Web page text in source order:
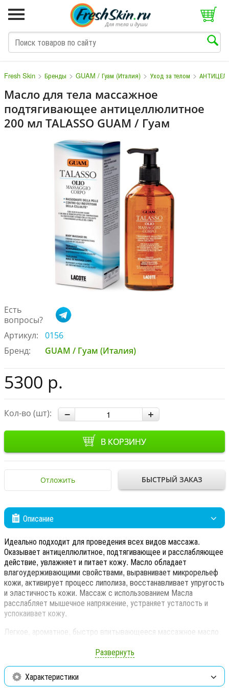
Fresh Skin > Бренды > GUAM / Гуам (Италия) > Уход за телом >
Масло для тела массажное
подтягивающее антицеллюлитное
200 мл TALASSO GUAM / Гуам
Есть
вопросы?
Артикул:
0156
Бренд:
GUAM / Гуам (Италия)
5300 р.
Кол-во (шт):
В КОРЗИНУ
Отложить БЫСТРЫЙ ЗАКАЗ
Описание
Идеально подходит для проведения всех видов массажа.
Оказывает антицеллюлитное, подтягивающее и расслабляющее
действие, увлажняет и питает кожу. Масло обладает
влагоудерживающими свойствами, выравнивает микрорельеф
кожи, активирует процесс липолиза, восстанавливает упругость
и эластичность кожи. Массаж с использованием Масла
расслабляет мышечное напряжение, устраняет усталость и
успокаивает кожу.
Легкое, ароматное, быстро впитывающееся массажное масло
Натуральные масла оказывают увлажняющий и регенерирующий
соблазнительный аромат. Экстракт морских водорослей
стимулирует обменные процессы в клетках кожи, благодаря
Развернуть
Характеристики
M N O P Q S T V W